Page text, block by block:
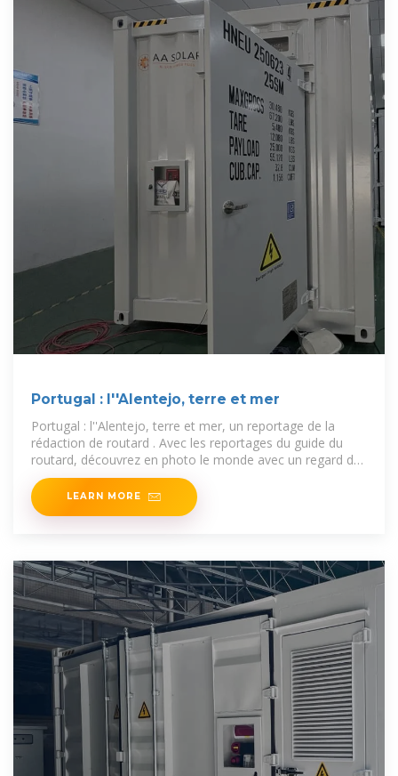
Portugal : l''Alentejo, terre et mer
Portugal : l''Alentejo, terre et mer, un reportage de la
rédaction de routard . Avec les reportages du guide du
routard, découvrez en photo le monde avec un regard de
routard.
LEARN MORE